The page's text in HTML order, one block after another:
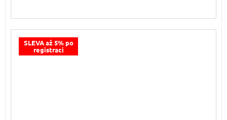
SLEVA až 5% po
registraci